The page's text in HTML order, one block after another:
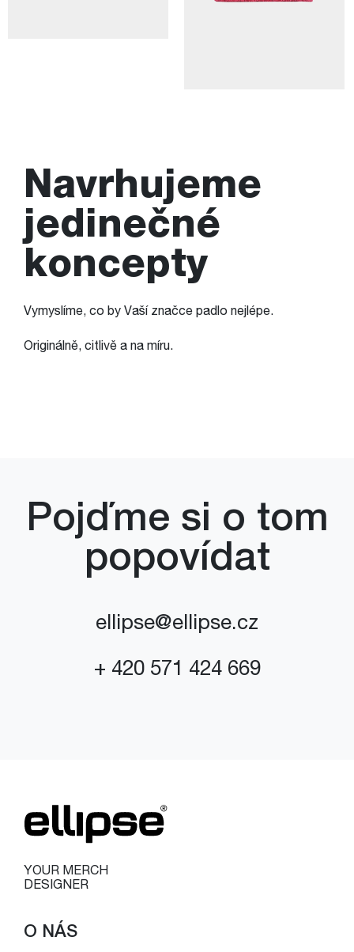
Navrhujeme
jedinečné
koncepty
Vymyslíme, co by Vaší značce padlo nejlépe.
Originálně, citlivě a na míru.
Pojďme si o tom
popovídat
ellipse@ellipse.cz
+ 420 571 424 669
YOUR MERCH
DESIGNER
O NÁS